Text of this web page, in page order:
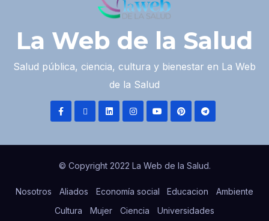
La Web de la Salud
Salud pública, ciencia, cultura y bienestar en La Web
de la Salud
© Copyright 2022 La Web de la Salud.
Nosotros Aliados Economía social Educacion
Ambiente
Cultura
Mujer Ciencia Universidades